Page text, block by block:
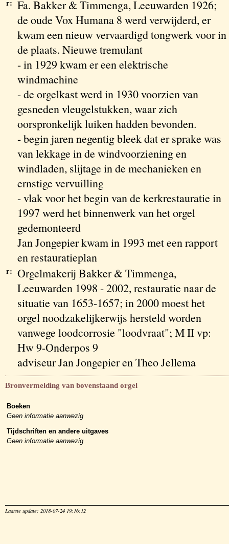
r: Fa. Bakker & Timmenga, Leeuwarden 1926;
de oude Vox Humana 8 werd verwijderd, er
kwam een nieuw vervaardigd tongwerk voor in
de plaats. Nieuwe tremulant
- in 1929 kwam er een elektrische
windmachine
- de orgelkast werd in 1930 voorzien van
gesneden vleugelstukken, waar zich
oorspronkelijk luiken hadden bevonden.
- begin jaren negentig bleek dat er sprake was
van lekkage in de windvoorziening en
windladen, slijtage in de mechanieken en
ernstige vervuilling
- vlak voor het begin van de kerkrestauratie in
1997 werd het binnenwerk van het orgel
gedemonteerd
Jan Jongepier kwam in 1993 met een rapport
en restauratieplan
r: Orgelmakerij Bakker & Timmenga,
Leeuwarden 1998 - 2002, restauratie naar de
situatie van 1653-1657; in 2000 moest het
orgel noodzakelijkerwijs hersteld worden
vanwege loodcorrosie "loodvraat"; M II vp:
Hw 9-Onderpos 9
adviseur Jan Jongepier en Theo Jellema
Bronvermelding van bovenstaand orgel
Boeken
Geen informatie aanwezig
Tijdschriften en andere uitgaves
Geen informatie aanwezig
Laatste update: 2018-07-24 19:16:12